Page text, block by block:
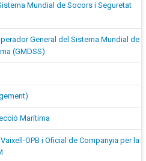
Mundial de Socors i Seguretat
General del Sistema Mundial de
(GMDSS)
Marítima
OPB i Oficial de Companyia per la